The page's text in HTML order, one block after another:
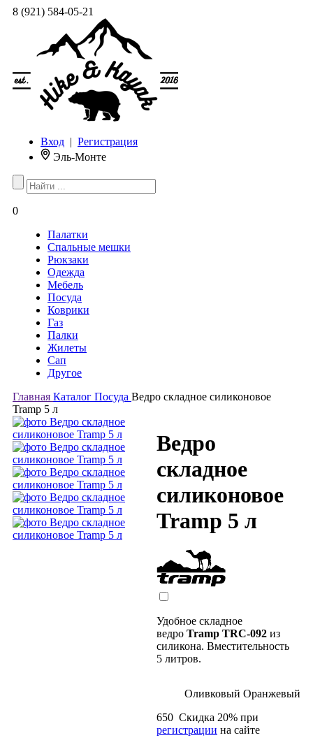
8 (921) 584-05-21
Вход | Регистрация
Эль-Монте
0
Палатки
Спальные мешки
Рюкзаки
Одежда
Мебель
Посуда
Коврики
Газ
Палки
Жилеты
Сап
Другое
Главная Каталог Посуда Ведро складное силиконовое
Tramp 5 л
Ведро
складное
силиконовое
Tramp 5 л
Удобное складное
ведро Tramp TRC-092 из
силикона. Вместительность
5 литров.
Оливковый Оранжевый
650 Скидка 20% при
регистрации на сайте